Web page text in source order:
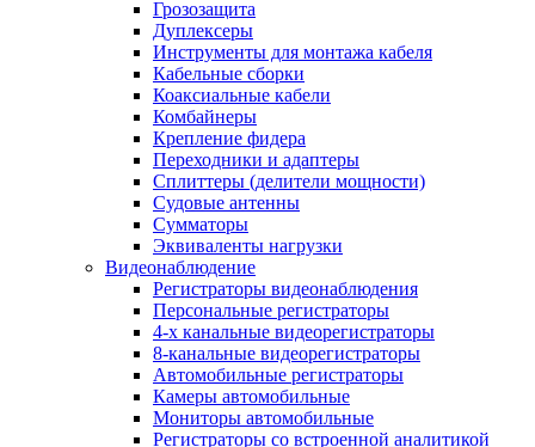
Грозозащита
Дуплексеры
Инструменты для монтажа кабеля
Кабельные сборки
Коаксиальные кабели
Комбайнеры
Крепление фидера
Переходники и адаптеры
Сплиттеры (делители мощности)
Судовые антенны
Сумматоры
Эквиваленты нагрузки
Видеонаблюдение
Регистраторы видеонаблюдения
Персональные регистраторы
4-х канальные видеорегистраторы
8-канальные видеорегистраторы
Автомобильные регистраторы
Камеры автомобильные
Мониторы автомобильные
Регистраторы со встроенной аналитикой